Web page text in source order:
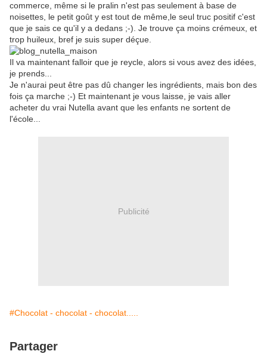
commerce, même si le pralin n'est pas seulement à base de
noisettes, le petit goût y est tout de même,le seul truc positif c'est
que je sais ce qu'il y a dedans ;-). Je trouve ça moins crémeux, et
trop huileux, bref je suis super déçue.
Il va maintenant falloir que je reycle, alors si vous avez des idées,
je prends...
Je n'aurai peut être pas dû changer les ingrédients, mais bon des
fois ça marche ;-) Et maintenant je vous laisse, je vais aller
acheter du vrai Nutella avant que les enfants ne sortent de
l'école...
Publicité
#Chocolat - chocolat - chocolat.....
Partager